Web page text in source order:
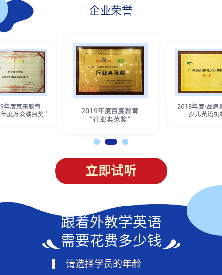
企业荣誉
立即试听
跟着外教学英语
需要花费多少钱
请选择学员的年龄